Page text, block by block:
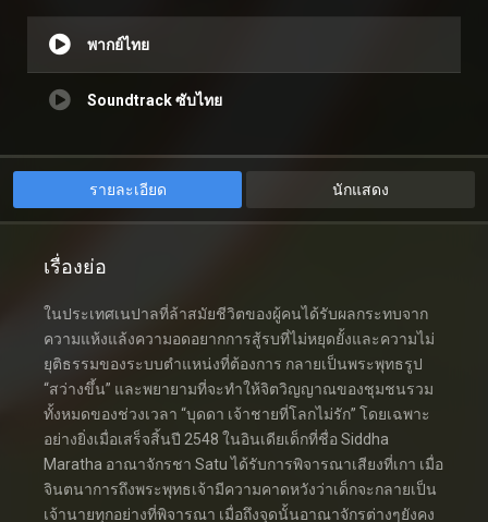
พากย์ไทย
Soundtrack ซับไทย
รายละเอียด นักแสดง
เรื่องย่อ
ในประเทศเนปาลที่ล้าสมัยชีวิตของผู้คนได้รับผลกระทบจาก
ความแห้งแล้งความอดอยากการสู้รบที่ไม่หยุดยั้งและความไม่
ยุติธรรมของระบบตำแหน่งที่ต้องการ กลายเป็นพระพุทธรูป
“สว่างขึ้น” และพยายามที่จะทำให้จิตวิญญาณของชุมชนรวม
ทั้งหมดของช่วงเวลา “บุดดา เจ้าชายที่โลกไม่รัก” โดยเฉพาะ
อย่างยิ่งเมื่อเสร็จสิ้นปี 2548 ในอินเดียเด็กที่ชื่อ Siddha
Maratha อาณาจักรชา Satu ได้รับการพิจารณาเสียงที่เกา เมื่อ
จินตนาการถึงพระพุทธเจ้ามีความคาดหวังว่าเด็กจะกลายเป็น
เจ้านายทุกอย่างที่พิจารณา เมื่อถึงจุดนั้นอาณาจักรต่างๆยังคง